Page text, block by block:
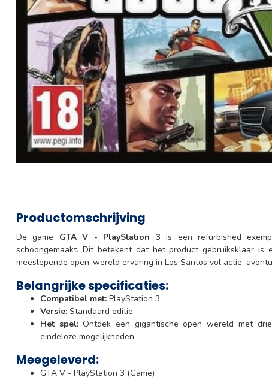
Productomschrijving
De game GTA V - PlayStation 3 is een refurbished
schoongemaakt. Dit betekent dat het product gebruiksklaar
meeslepende open-wereld ervaring in Los Santos vol actie,
Belangrijke specificaties:
Compatibel met: PlayStation 3
Versie: Standaard editie
Het spel:Ontdek een gigantische open wereld met
eindeloze mogelijkheden
Meegeleverd:
GTA V - PlayStation 3 (Game)